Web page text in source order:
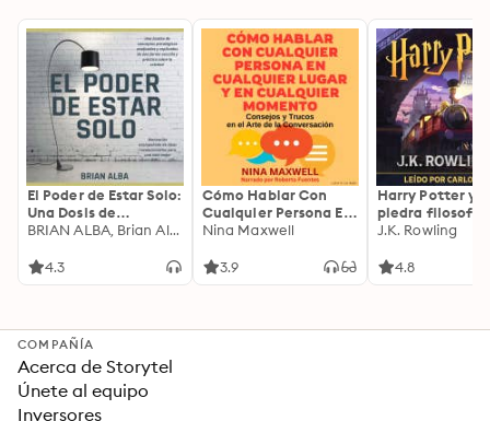
El Poder de Estar Solo:
Una Dosis de
Motivación
Ideas Revolucionarias
BRIAN ALBA, Brian Alba
4.3
Cómo Hablar Con
Cualquier Persona En
Cualquier Lugar Y En
Nina Maxwell
3.9
Harry Potter y
piedra filosofal
J.K. Rowling
4.8
COMPAÑÍA
Acerca de Storytel
Únete al equipo
Inversores